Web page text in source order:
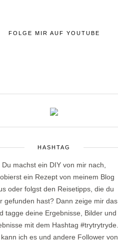
FOLGE MIR AUF YOUTUBE
HASHTAG
Du machst ein DIY von mir nach,
ein Rezept von meinem Blog
oder folgst den Reisetipps, die du
gefunden hast? Dann zeige mir das
tagge deine Ergebnisse, Bilder und
mit dem Hashtag #trytrytryde.
kann ich es und andere Follower von